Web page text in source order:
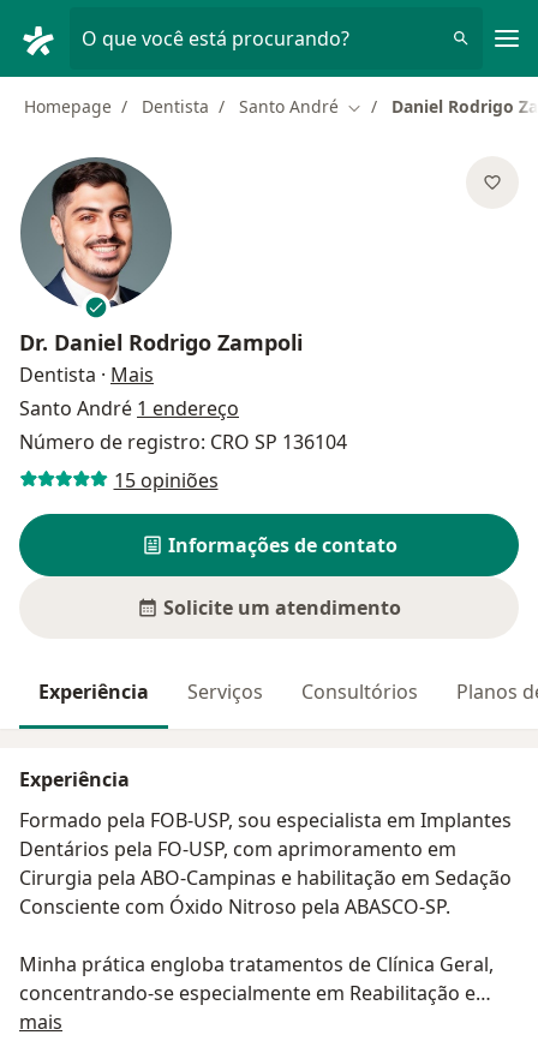
O que você está procurando?
Homepage Dentista Santo André Mudar de cidade
Daniel Rodrigo
Dr. Daniel Rodrigo Zampoli
Dentista · Mais
Santo André 1 endereço
Número de registro: CRO SP 136104
15 opiniões
Informações de contato
Solicite um atendimento
Experiência Serviços Consultórios Planos
Experiência
Formado pela FOB-USP, sou especialista em Implantes
Dentários pela FO-USP, com aprimoramento em
Cirurgia pela ABO-Campinas e habilitação em Sedação
Consciente com Óxido Nitroso pela ABASCO-SP.
Minha prática engloba tratamentos de Clínica Geral,
concentrando-se especialmente em Reabilitação e
Cirurgia Oral.
mais